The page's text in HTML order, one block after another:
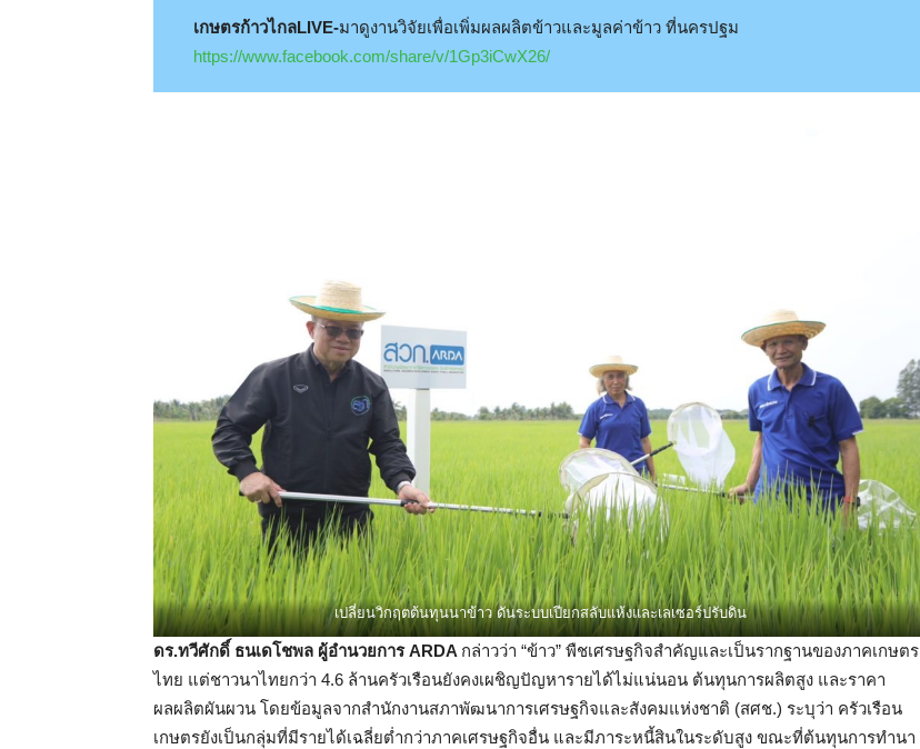
เกษตรก้าวไกลLIVE-มาดูงานวิจัยเพื่อเพิ่มผลผลิตข้าวและมูลค่าข้าว ที่นครปฐม
https://www.facebook.com/share/v/1Gp3iCwX26/
เปลี่ยนวิกฤตต้นทุนนาข้าว ดันระบบเปียกสลับแห้งและเลเซอร์ปรับดิน
ดร.ทวีศักดิ์ ธนเดโชพล ผู้อำนวยการ ARDA กล่าวว่า “ข้าว” พืชเศรษฐกิจสำคัญและเป็นรากฐานของภาคเกษตร
ไทย แต่ชาวนาไทยกว่า 4.6 ล้านครัวเรือนยังคงเผชิญปัญหารายได้ไม่แน่นอน ต้นทุนการผลิตสูง และราคา
ผลผลิตผันผวน โดยข้อมูลจากสำนักงานสภาพัฒนาการเศรษฐกิจและสังคมแห่งชาติ (สศช.) ระบุว่า ครัวเรือน
เกษตรยังเป็นกลุ่มที่มีรายได้เฉลี่ยต่ำกว่าภาคเศรษฐกิจอื่น และมีภาระหนี้สินในระดับสูง ขณะที่ต้นทุนการทำนา